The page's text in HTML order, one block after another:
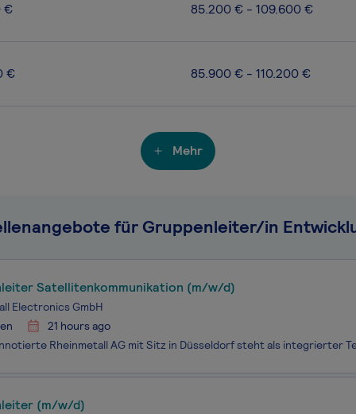
€ 85.200 € - 109.600 €
€ 85.900 € - 110.200 €
Mehr
für Gruppenleiter/in
Satellitenkommunikation (m/w/d)
Electronics GmbH
21 hours ago
(m/w/d)